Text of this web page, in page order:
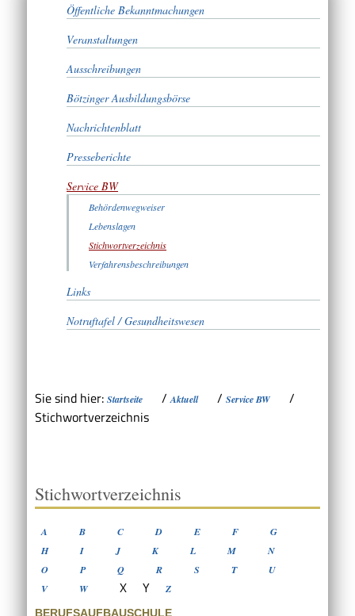
Öffentliche Bekanntmachungen
Veranstaltungen
Ausschreibungen
Bötzinger Ausbildungsbörse
Nachrichtenblatt
Presseberichte
Service BW
Behördenwegweiser
Lebenslagen
Stichwortverzeichnis
Verfahrensbeschreibungen
Links
Notruftafel / Gesundheitswesen
Sie sind hier: Startseite /Aktuell / Service BW
/
Stichwortverzeichnis
Stichwortverzeichnis
A B C D E F
G
H
I J K L M
N
O
P Q R S T
U
V
W X Y Z
BERUFSAUFBAUSCHULE